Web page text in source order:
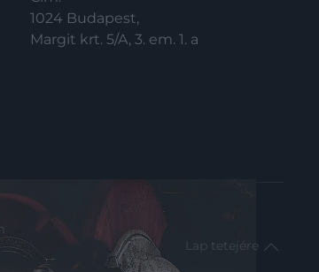
1024 Budapest,
Margit krt. 5/A, 3. em. 1. a
Lap tetejére